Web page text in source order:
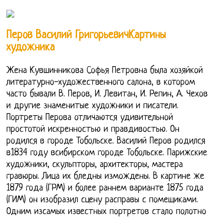
Перов Василий ГригорьевичКартины
художника
Жена Кувшинникова Софья Петровна была хозяйкой
литературно-художественного салона, в котором
часто бывали В. Перов, И. Левитан, И. Репин, А. Чехов
и другие знаменитые художники и писатели.
Портреты Перова отличаются удивительной
простотой искренностью и правдивостью. Он
родился в городе Тобольске. Василий Перов родился
в1834 году всибирском городе Тобольске. Парижские
художники, скульпторы, архитекторы, мастера
гравюры. Лица их бледны измождены. В картине же
1879 года (ГРМ) и более раннем варианте 1875 года
(ГИМ) он изобразил сцену расправы с помещиками.
Одним изсамых известных портретов стало полотно